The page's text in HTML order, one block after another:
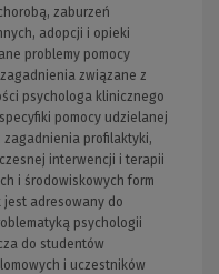
zaburzeń
adopcji i opieki
problemy pomocy
związane z
psychologa klinicznego
pomocy udzielanej
zagadnienia profilaktyki,
interwencji i terapii
i środowiskowych form
jest adresowany do
psychologii
do studentów
i uczestników